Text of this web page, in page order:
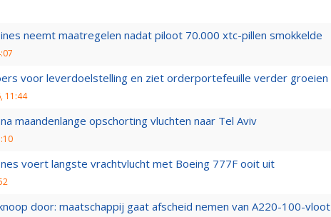
neemt maatregelen nadat piloot 70.000 xtc-pillen smokkelde
voor leverdoelstelling en ziet orderportefeuille verder groeien
11:44
maandenlange opschorting vluchten naar Tel Aviv
voert langste vrachtvlucht met Boeing 777F ooit uit
door: maatschappij gaat afscheid nemen van A220-100-vloot